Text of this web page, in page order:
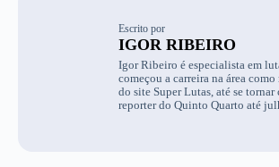
Escrito por
IGOR RIBEIRO
Igor Ribeiro é especialista em
começou a carreira na área
do site Super Lutas, até se tornar
reporter do Quinto Quarto até